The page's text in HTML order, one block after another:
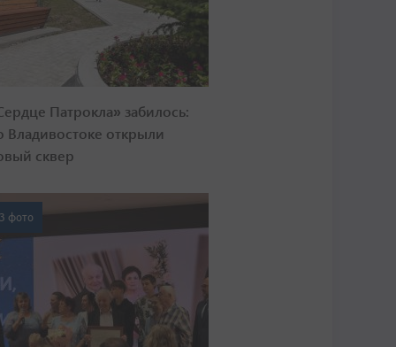
Патрокла» забилось:
Владивостоке открыли
сквер
фото